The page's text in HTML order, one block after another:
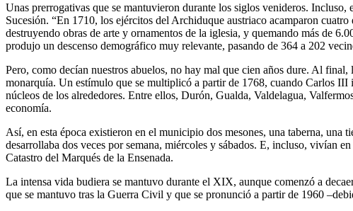
Unas prerrogativas que se mantuvieron durante los siglos venideros.
Sucesión. “En 1710, los ejércitos del Archiduque austriaco acamparon
destruyendo obras de arte y ornamentos de la iglesia, y quemando más de
produjo un descenso demográfico muy relevante, pasando de 364 a 202
Pero, como decían nuestros abuelos, no hay mal que cien años dure. Al
monarquía. Un estímulo que se multiplicó a partir de 1768, cuando Carlos
núcleos de los alrededores. Entre ellos, Durón, Gualda, Valdelagua,
economía.
Así, en esta época existieron en el municipio dos mesones, una taberna, una
desarrollaba dos veces por semana, miércoles y sábados. E, incluso, vivían
Catastro del Marqués de la Ensenada.
La intensa vida budiera se mantuvo durante el XIX, aunque comenzó a
que se mantuvo tras la Guerra Civil y que se pronunció a partir de 1960